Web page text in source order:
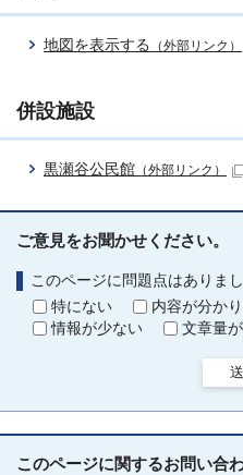
地図を表示する （外部リンク）
併設施設
黒瀬谷公民館 （外部リンク）
ご意見をお聞かせください。
このページに問題点はありま
特にない
内容が分か
情報が少ない
文章量
このページに関するお問い合